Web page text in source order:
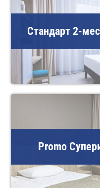
Стандарт 2-
Promo